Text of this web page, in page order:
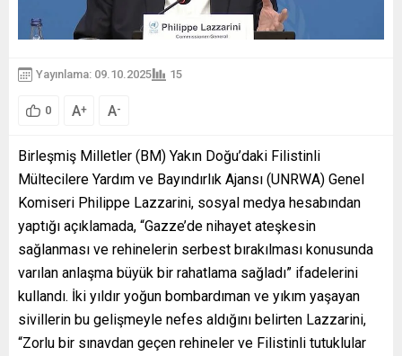
Yayınlama: 09.10.2025 15
0 A+ A-
Birleşmiş Milletler (BM) Yakın Doğu’daki Filistinli
Mültecilere Yardım ve Bayındırlık Ajansı (UNRWA) Genel
Komiseri Philippe Lazzarini, sosyal medya hesabından
yaptığı açıklamada, “Gazze’de nihayet ateşkesin
sağlanması ve rehinelerin serbest bırakılması konusunda
varılan anlaşma büyük bir rahatlama sağladı” ifadelerini
kullandı. İki yıldır yoğun bombardıman ve yıkım yaşayan
sivillerin bu gelişmeyle nefes aldığını belirten Lazzarini,
“Zorlu bir sınavdan geçen rehineler ve Filistinli tutuklular